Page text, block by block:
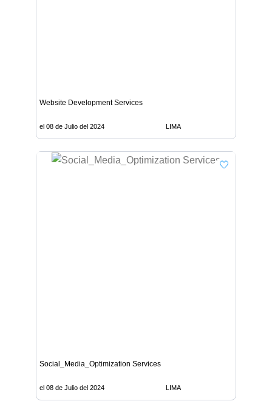
Website Development Services
el 08 de Julio del 2024 LIMA
Social_Media_Optimization Services
el 08 de Julio del 2024 LIMA